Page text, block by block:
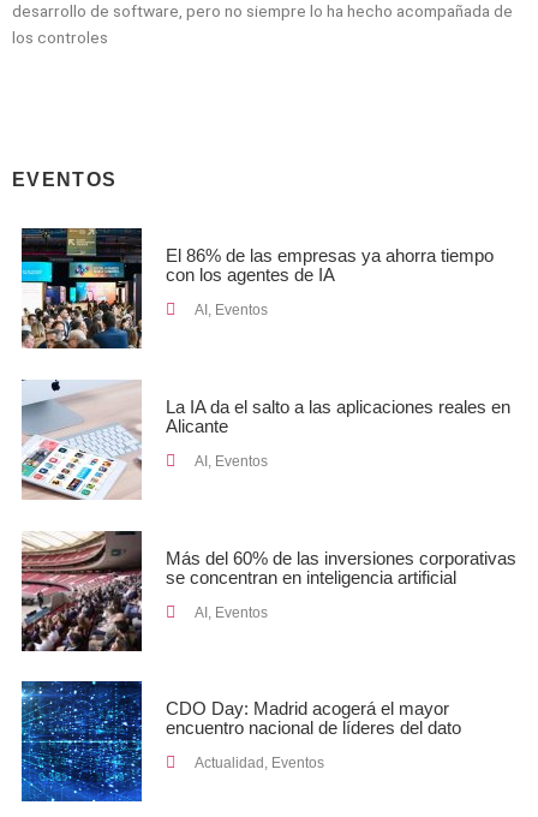
desarrollo de software, pero no siempre lo ha hecho acompañada de
los controles
EVENTOS
El 86% de las empresas ya ahorra tiempo
con los agentes de IA
AI , Eventos
La IA da el salto a las aplicaciones reales en
Alicante
AI , Eventos
Más del 60% de las inversiones corporativas
se concentran en inteligencia artificial
AI Eventos
CDO Day: Madrid acogerá el mayor
encuentro nacional de líderes del dato
Actualidad , Eventos